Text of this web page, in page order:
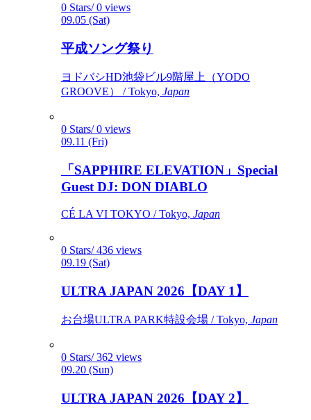
0 Stars/ 0 views
09.05 (Sat)
平成ソング祭り
ヨドバシHD池袋ビル9階屋上（YODO
GROOVE） / Tokyo, Japan
0 Stars/ 0 views
09.11 (Fri)
「SAPPHIRE ELEVATION」Special
Guest DJ: DON DIABLO
CÉ LA VI TOKYO / Tokyo, Japan
0 Stars/ 436 views
09.19 (Sat)
ULTRA JAPAN 2026【DAY 1】
お台場ULTRA PARK特設会場 / Tokyo, Japan
0 Stars/ 362 views
09.20 (Sun)
ULTRA JAPAN 2026【DAY 2】